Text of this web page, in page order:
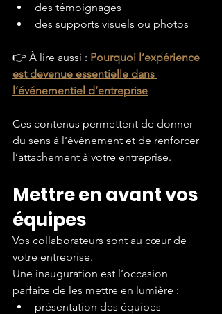
des témoignages
des supports visuels ou photos
👉 À lire aussi : Pourquoi l’expérience
est devenue essentielle dans
l’événementiel d’entreprise
Ces contenus permettent de donner
du sens à l’événement et de renforcer
l’attachement à votre entreprise.
Mettre en avant vos
équipes
Vos collaborateurs sont au cœur de
votre entreprise.
Une inauguration est l’occasion
parfaite de les mettre en lumière :
présentation des équipes